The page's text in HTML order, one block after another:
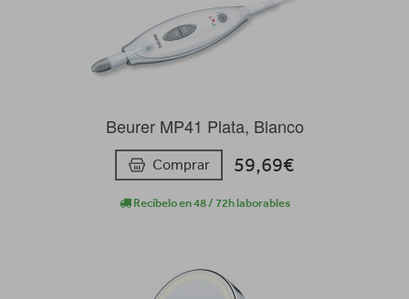
Beurer MP41 Plata, Blanco
Comprar 59,69€
Recíbelo en 48 / 72h laborables